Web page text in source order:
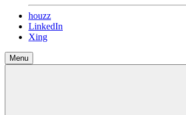
houzz
LinkedIn
Xing
Menu